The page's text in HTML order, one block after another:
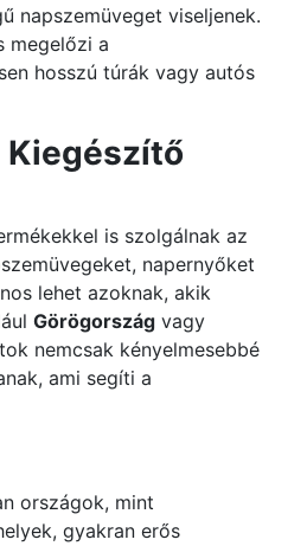
napszemüveget viseljenek.
megelőzi a
hosszú túrák vagy autós
Kiegészítő
is szolgálnak az
napernyőket
lehet azoknak, akik
Görögország vagy
nemcsak kényelmesebbé
ami segíti a
országok, mint
gyakran erős